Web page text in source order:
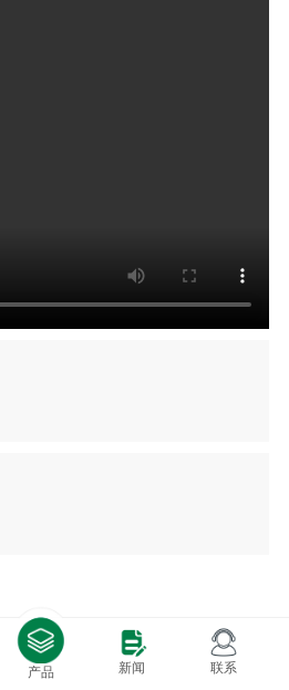
产品 新闻 联系